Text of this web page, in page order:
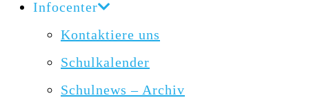
Infocenter
Kontaktiere uns
Schulkalender
Schulnews – Archiv